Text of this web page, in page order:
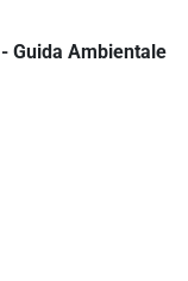
Guida Ambientale